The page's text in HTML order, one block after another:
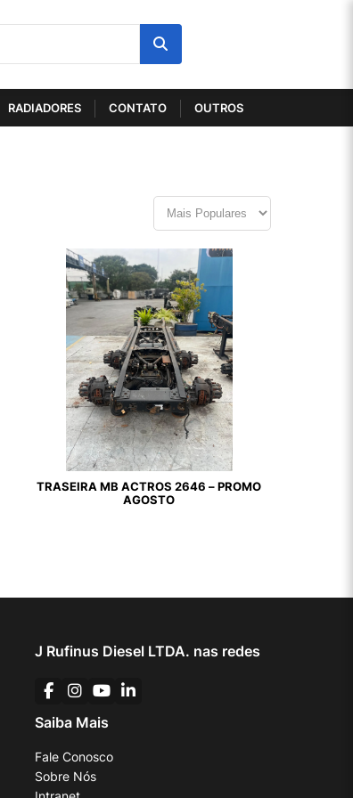
RADIADORES CONTATO OUTROS
TRASEIRA MB ACTROS 2646 – PROMO
AGOSTO
J Rufinus Diesel LTDA. nas redes
Saiba Mais
Fale Conosco
Sobre Nós